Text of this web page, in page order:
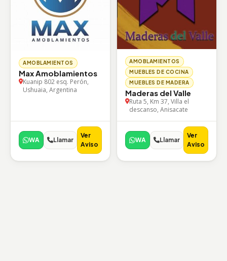
AMOBLAMIENTOS
Max Amoblamientos
Kuanip 802 esq. Perón,
Ushuaia, Argentina
WA Llamar
Ver
Aviso
AMOBLAMIENTOS
MUEBLES DE COCINA
MUEBLES DE MADERA
Maderas del Valle
Ruta 5, Km 37, Villa el
descanso, Anisacate
WA Llamar
Ver
Aviso